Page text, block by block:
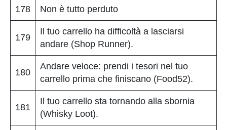
178 Non è tutto perduto
179
Il tuo carrello ha difficoltà a lasciarsi
andare (Shop Runner).
180
Andare veloce: prendi i tesori nel tuo
carrello prima che finiscano (Food52).
181
Il tuo carrello sta tornando alla sbornia
(Whisky Loot).